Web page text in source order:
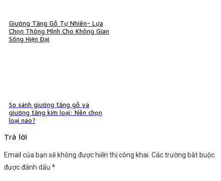
Giường Tầng Gỗ Tự Nhiên– Lựa
Chọn Thông Minh Cho Không Gian
Sống Hiện Đại
So sánh giường tầng gỗ và
giường tầng kim loại: Nên chọn
loại nào?
Trả lời
Email của bạn sẽ không được hiển thị công khai. Các trường bắt buộc
được đánh dấu *